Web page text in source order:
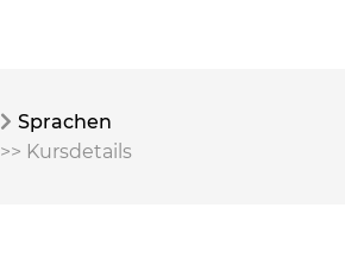
Sprachen
>> Kursdetails